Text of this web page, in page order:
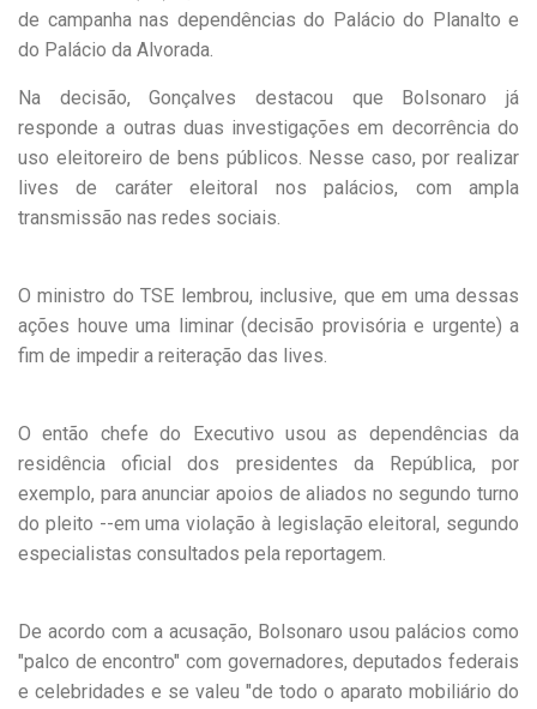
de campanha nas dependências do Palácio do Planalto e
do Palácio da Alvorada.
Na decisão, Gonçalves destacou que Bolsonaro já
responde a outras duas investigações em decorrência do
uso eleitoreiro de bens públicos. Nesse caso, por realizar
lives de caráter eleitoral nos palácios, com ampla
transmissão nas redes sociais.
O ministro do TSE lembrou, inclusive, que em uma dessas
ações houve uma liminar (decisão provisória e urgente) a
fim de impedir a reiteração das lives.
O então chefe do Executivo usou as dependências da
residência oficial dos presidentes da República, por
exemplo, para anunciar apoios de aliados no segundo turno
do pleito --em uma violação à legislação eleitoral, segundo
especialistas consultados pela reportagem.
De acordo com a acusação, Bolsonaro usou palácios como
"palco de encontro" com governadores, deputados federais
e celebridades e se valeu "de todo o aparato mobiliário do